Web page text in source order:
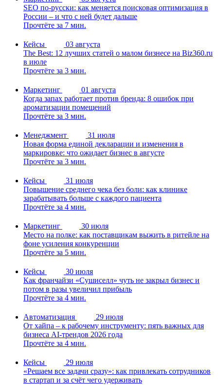
SEO по-русски: как меняется поисковая оптимизация в
России – и что с ней будет дальше
Прочтёте за 7 мин.
Кейсы
03 августа
The Best: 12 лучших статей о малом бизнесе на Biz360.ru
в июле
Прочтёте за 3 мин.
Маркетинг
01 августа
Когда запах работает против бренда: 8 ошибок при
ароматизации помещений
Прочтёте за 3 мин.
Менеджмент
31 июля
Новая форма единой декларации и изменения в
маркировке: что ожидает бизнес в августе
Прочтёте за 3 мин.
Кейсы
31 июля
Повышение среднего чека без боли: как клинике
зарабатывать больше с каждого пациента
Прочтёте за 4 мин.
Маркетинг
30 июля
Место на полке: как поставщикам выжить в ритейле на
фоне усиления конкуренции
Прочтёте за 5 мин.
Кейсы
30 июля
Как франчайзи «Сушиселл» чуть не закрыл бизнес и
потом в разы увеличил прибыль
Прочтёте за 4 мин.
Автоматизация
29 июля
От хайпа – к рабочему инструменту: пять важных для
бизнеса AI-трендов 2026 года
Прочтёте за 4 мин.
Кейсы
29 июля
«Решаем все задачи сразу»: как привлекать сотрудников
в стартап и за счёт чего удерживать